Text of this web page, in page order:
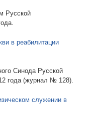
Русской
в реабилитации
Синода Русской
года (журнал № 128).
служении в